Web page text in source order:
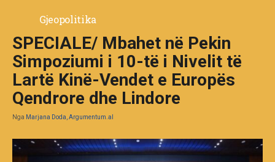
Gjeopolitika
SPECIALE/ Mbahet në Pekin
Simpoziumi i 10-të i Nivelit të
Lartë Kinë-Vendet e Europës
Qendrore dhe Lindore
Nga Marjana Doda, Argumentum.al